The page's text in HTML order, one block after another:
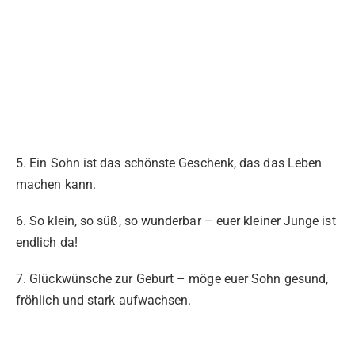
5. Ein Sohn ist das schönste Geschenk, das das Leben
machen kann.
6. So klein, so süß, so wunderbar – euer kleiner Junge ist
endlich da!
7. Glückwünsche zur Geburt – möge euer Sohn gesund,
fröhlich und stark aufwachsen.